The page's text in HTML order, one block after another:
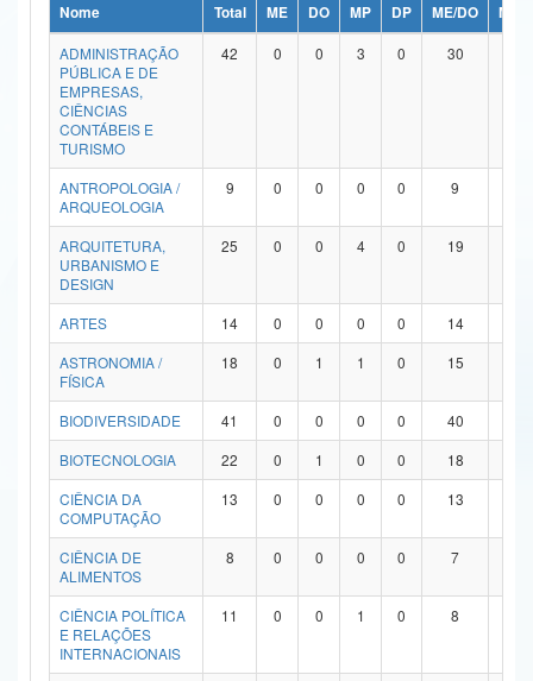
Ministério da Ciência, Tecnologia, Inovações e Comunicações
Ministério do Meio Ambiente
Ministério do Turismo
Ministério do Desenvolvimento Regional
Controladoria-Geral da União
Ministério da Mulher, da Família e dos Direitos Humanos
Secretaria de Governo
Advocacia-Geral da União
Banco Central do Brasil
Nome Total ME DO MP DP ME/DO
MP/
ADMINISTRAÇÃO
PÚBLICA E DE
EMPRESAS,
CIÊNCIAS
CONTÁBEIS E
TURISMO
42 0 0 3 0 30
ANTROPOLOGIA /
ARQUEOLOGIA
9 0 0 0 0 9
ARQUITETURA,
URBANISMO E
DESIGN
25 0 0 4 0 19
ARTES 14 0 0 0 0 14
ASTRONOMIA /
FÍSICA
18 0 1 1 0 15
BIODIVERSIDADE 41 0 0 0 0 40
BIOTECNOLOGIA
22 0 1 0 0 18
CIÊNCIA DA
COMPUTAÇÃO
13 0 0 0 0 13
CIÊNCIA DE
ALIMENTOS
8 0 0 0 0 7
CIÊNCIA POLÍTICA
E RELAÇÕES
INTERNACIONAIS
11 0 0 1 0 8